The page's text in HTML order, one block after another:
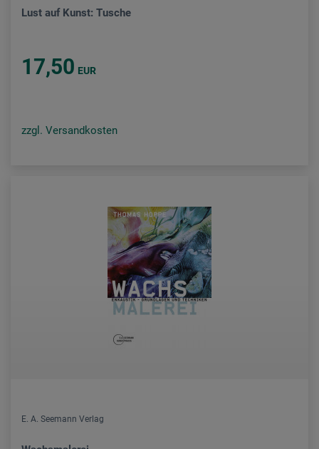
Lust auf Kunst: Tusche
17,50 EUR
zzgl. Versandkosten
E. A. Seemann Verlag